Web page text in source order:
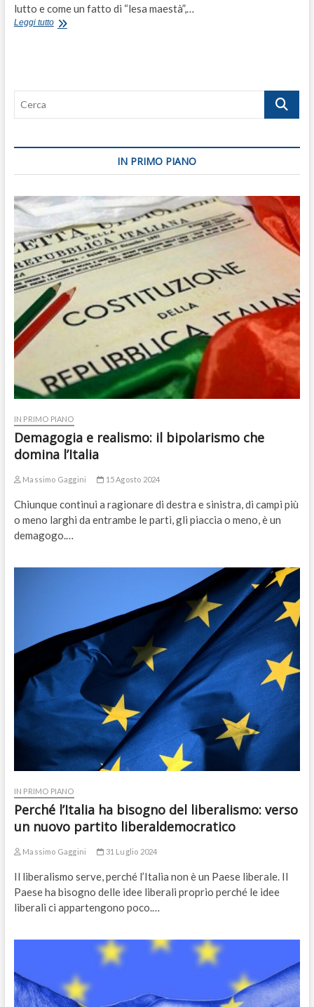
lutto e come un fatto di “lesa maestà”,…
Leggi tuttoL’Espresso
Cerca
IN PRIMO PIANO
IN PRIMO PIANO
Demagogia e realismo: il bipolarismo che
domina l’Italia
Massimo Gaggini 15 Agosto 2024
Chiunque continui a ragionare di destra e sinistra, di campi più
o meno larghi da entrambe le parti, gli piaccia o meno, è un
demagogo.…
IN PRIMO PIANO
Perché l’Italia ha bisogno del liberalismo: verso
un nuovo partito liberaldemocratico
Massimo Gaggini 31 Luglio 2024
Il liberalismo serve, perché l’Italia non è un Paese liberale. Il
Paese ha bisogno delle idee liberali proprio perché le idee
liberali ci appartengono poco.…